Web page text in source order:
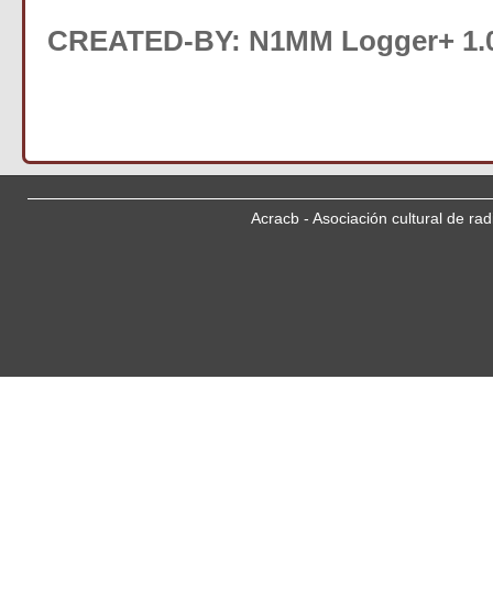
CREATED-BY: N1MM Logger+
Acracb - Asociación cultural de